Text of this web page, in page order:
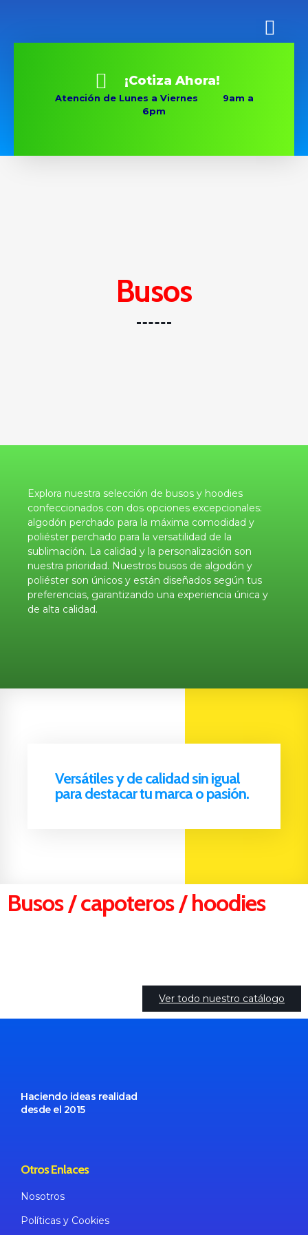
¡Cotiza Ahora!
Atención de Lunes a Viernes 9am a
6pm
Busos
Explora nuestra selección de busos y hoodies
confeccionados con dos opciones excepcionales:
algodón perchado para la máxima comodidad y
poliéster perchado para la versatilidad de la
sublimación. La calidad y la personalización son
nuestra prioridad. Nuestros busos de algodón y
poliéster son únicos y están diseñados según tus
preferencias, garantizando una experiencia única y
de alta calidad.
Versátiles y de calidad sin igual
para destacar tu marca o pasión.
Busos / capoteros / hoodies
Ver todo nuestro catálogo
Haciendo ideas realidad
desde el 2015
Otros Enlaces
Nosotros
Políticas y Cookies